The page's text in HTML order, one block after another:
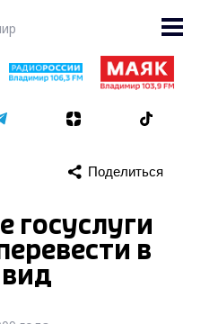
Поделиться
госуслуги
в